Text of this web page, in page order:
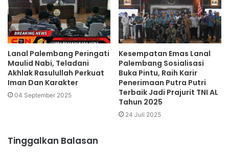
Lanal Palembang Peringati
Maulid Nabi, Teladani
Akhlak Rasulullah Perkuat
Iman Dan Karakter
04 September 2025
Kesempatan Emas Lanal
Palembang Sosialisasi
Buka Pintu, Raih Karir
Penerimaan Putra Putri
Terbaik Jadi Prajurit TNI AL
Tahun 2025
24 Juli 2025
Tinggalkan Balasan